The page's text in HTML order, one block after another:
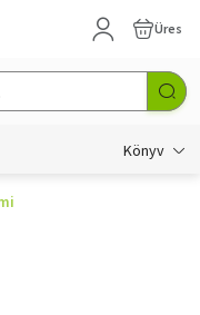
Üres
Könyv